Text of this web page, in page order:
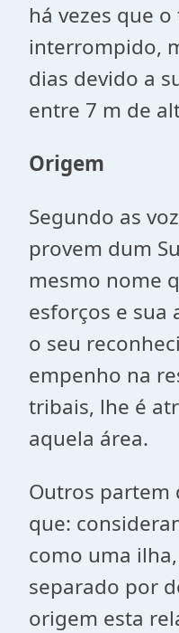
há vezes que
interrompido,
dias devido a
entre 7 m de
Origem
Segundo as
provem dum
mesmo nome
esforços e sua
o seu
empenho na
tribais, lhe é
aquela área.
Outros partem
que:
como uma
separado por
origem esta